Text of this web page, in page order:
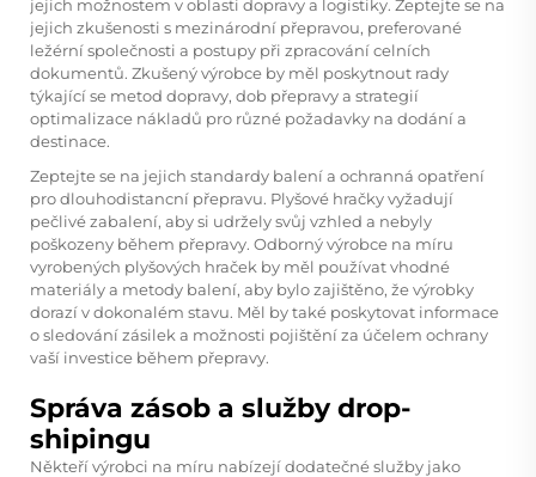
jejich možnostem v oblasti dopravy a logistiky. Zeptejte se na
jejich zkušenosti s mezinárodní přepravou, preferované
ležérní společnosti a postupy při zpracování celních
dokumentů. Zkušený výrobce by měl poskytnout rady
týkající se metod dopravy, dob přepravy a strategií
optimalizace nákladů pro různé požadavky na dodání a
destinace.
Zeptejte se na jejich standardy balení a ochranná opatření
pro dlouhodistancní přepravu. Plyšové hračky vyžadují
pečlivé zabalení, aby si udržely svůj vzhled a nebyly
poškozeny během přepravy. Odborný výrobce na míru
vyrobených plyšových hraček by měl používat vhodné
materiály a metody balení, aby bylo zajištěno, že výrobky
dorazí v dokonalém stavu. Měl by také poskytovat informace
o sledování zásilek a možnosti pojištění za účelem ochrany
vaší investice během přepravy.
Správa zásob a služby drop-
shipingu
Někteří výrobci na míru nabízejí dodatečné služby jako